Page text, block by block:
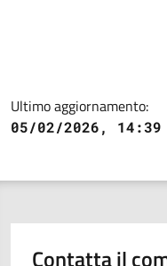
Ultimo aggiornamento:
05/02/2026, 14:39
Contatta il